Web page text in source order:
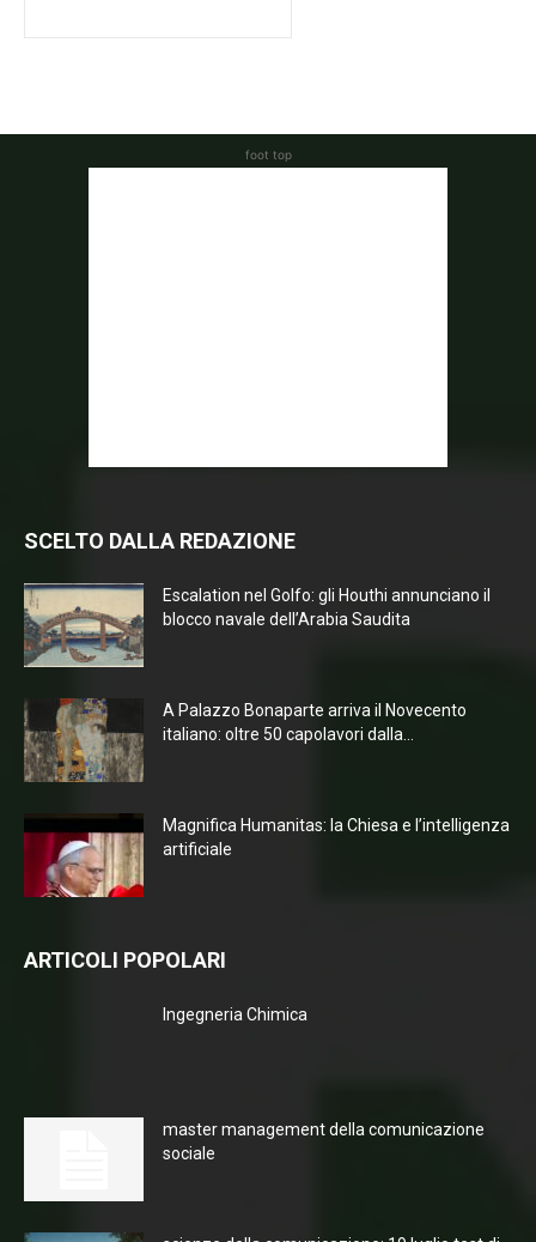
foot top
SCELTO DALLA REDAZIONE
Escalation nel Golfo: gli Houthi annunciano il
blocco navale dell’Arabia Saudita
A Palazzo Bonaparte arriva il Novecento
italiano: oltre 50 capolavori dalla...
Magnifica Humanitas: la Chiesa e l’intelligenza
artificiale
ARTICOLI POPOLARI
Ingegneria Chimica
master management della comunicazione
sociale